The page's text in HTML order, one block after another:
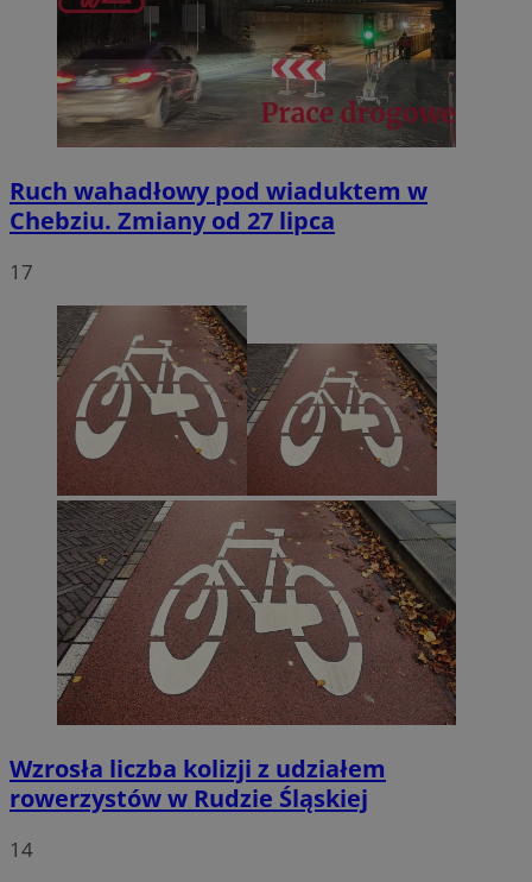
Ruch wahadłowy pod wiaduktem w
Chebziu. Zmiany od 27 lipca
17
Wzrosła liczba kolizji z udziałem
rowerzystów w Rudzie Śląskiej
14